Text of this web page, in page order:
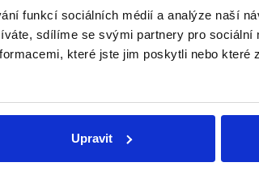
funkcí sociálních médií a analýze naší
sdílíme se svými partnery pro sociální
které jste jim poskytli nebo které
Upravit
shrnutí
odebírat, a
nepravdy se
z